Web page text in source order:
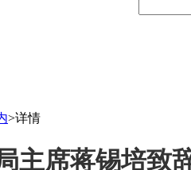
>详情
主席蒋锡培致